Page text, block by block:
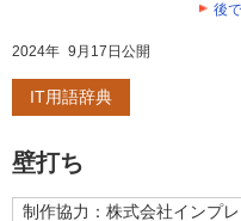
後
2024年 9月17日公開
IT用語辞典
壁打ち
制作協力：株式会社インプレ